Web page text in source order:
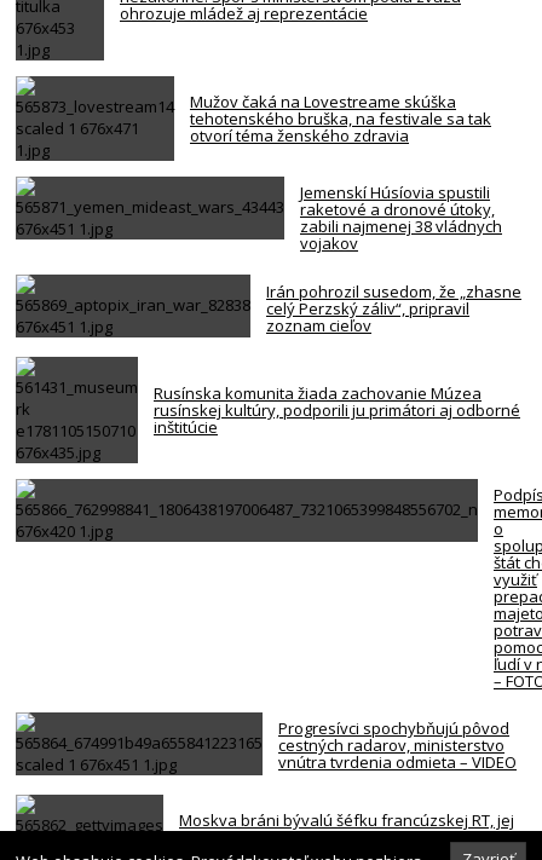
ohrozuje mládež aj reprezentácie
Mužov čaká na Lovestreame skúška
tehotenského bruška, na festivale sa tak
otvorí téma ženského zdravia
Jemenskí Húsíovia spustili
raketové a dronové útoky,
zabili najmenej 38 vládnych
vojakov
Irán pohrozil susedom, že „zhasne
celý Perzský záliv“, pripravil
zoznam cieľov
Rusínska komunita žiada zachovanie Múzea
rusínskej kultúry, podporili ju primátori aj odborné
inštitúcie
o
štát
využiť
ľudí v
–
Progresívci spochybňujú pôvod
cestných radarov, ministerstvo
vnútra tvrdenia odmieta – VIDEO
Moskva bráni bývalú šéfku francúzskej RT, jej
vyhostenie z krajiny nazvala
„prenasledovaním“